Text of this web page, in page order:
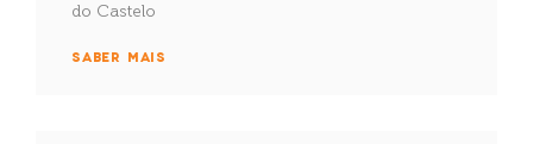
do Castelo
SABER MAIS